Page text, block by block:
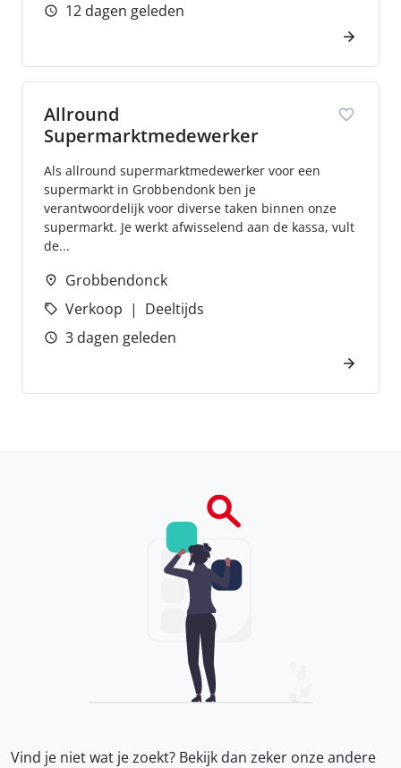
12 dagen geleden
Allround
Supermarktmedewerker
Als allround supermarktmedewerker voor een
supermarkt in Grobbendonk ben je
verantwoordelijk voor diverse taken binnen onze
supermarkt. Je werkt afwisselend aan de kassa, vult
de...
Grobbendonck
Verkoop
Deeltijds
3 dagen geleden
Vind je niet wat je zoekt? Bekijk dan zeker onzeandere